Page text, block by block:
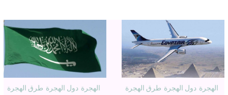
الهجرة دول الهجرة طرق الهجرة
الهجرة دول الهجرة طرق الهجرة